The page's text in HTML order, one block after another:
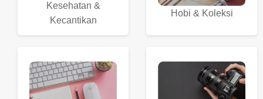
Kesehatan &
Kecantikan
Hobi & Koleksi